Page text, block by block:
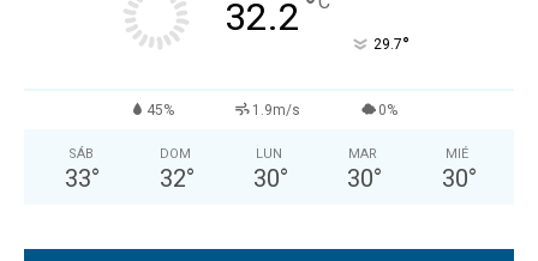
32.2
29.7°
45% 1.9m/s 0%
SÁB
33°
DOM
32°
LUN
30°
MAR
30°
MIÉ
30°